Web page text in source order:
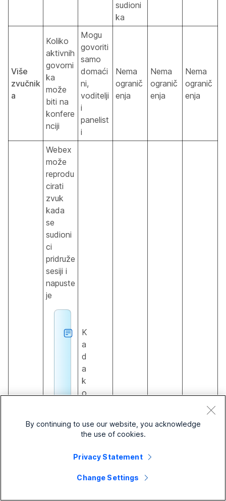
sudioni
ka
Više
zvučnik
a
Koliko
aktivnih
govorni
ka
može
biti na
konfere
nciji
Mogu
govoriti
samo
domaći
ni,
voditelji
i
panelist
i
Nema
ogranič
enja
Nema
ogranič
enja
Nema
ogranič
enja
Webex
može
reprodu
cirati
zvuk
kada
se
sudioni
ci
pridruže
sesiji i
napuste
je
K
a
d
a
k
o
it
o
ci
By continuing to use our website, you acknowledge
the use of cookies.
Privacy Statement
Change Settings